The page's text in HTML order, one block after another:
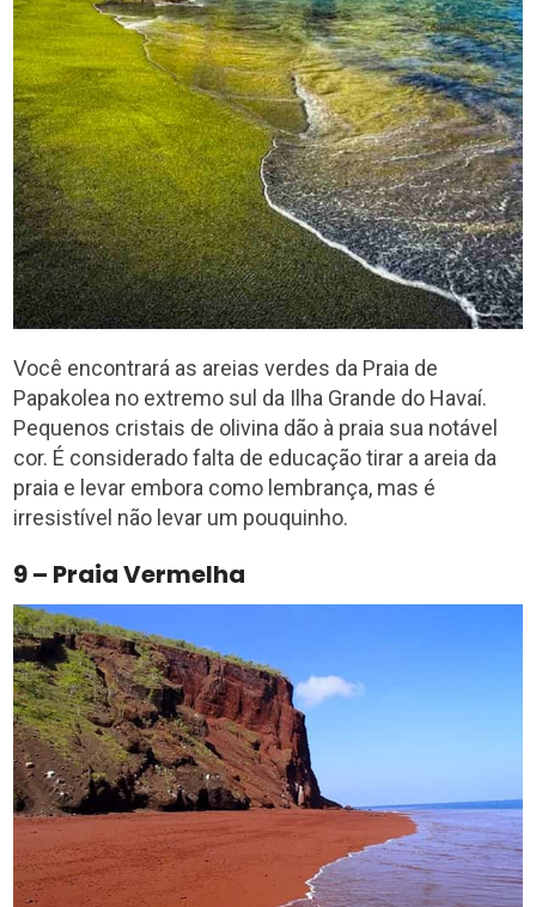
Você encontrará as areias verdes da Praia de
Papakolea no extremo sul da Ilha Grande do Havaí.
Pequenos cristais de olivina dão à praia sua notável
cor. É considerado falta de educação tirar a areia da
praia e levar embora como lembrança, mas é
irresistível não levar um pouquinho.
9 – Praia Vermelha